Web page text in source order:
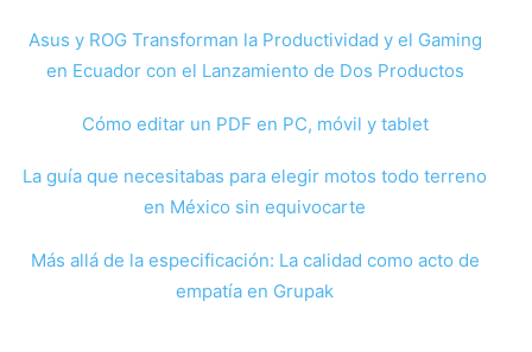
Asus y ROG Transforman la Productividad y el Gaming
en Ecuador con el Lanzamiento de Dos Productos
Cómo editar un PDF en PC, móvil y tablet
La guía que necesitabas para elegir motos todo terreno
en México sin equivocarte
Más allá de la especificación: La calidad como acto de
empatía en Grupak